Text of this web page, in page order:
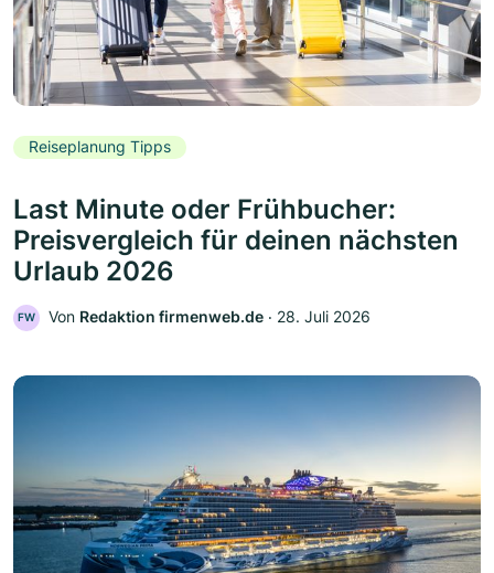
Reiseplanung Tipps
Last Minute oder Frühbucher:
Preisvergleich für deinen nächsten
Urlaub 2026
FW Von Redaktion firmenweb.de ‧ 28. Juli 2026